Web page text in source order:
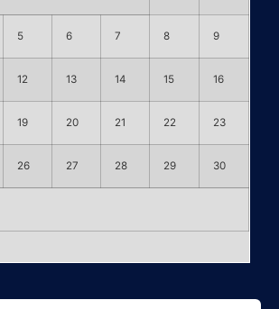
5 6 7 8 9
12 13 14 15 16
19 20 21 22 23
26 27 28 29 30